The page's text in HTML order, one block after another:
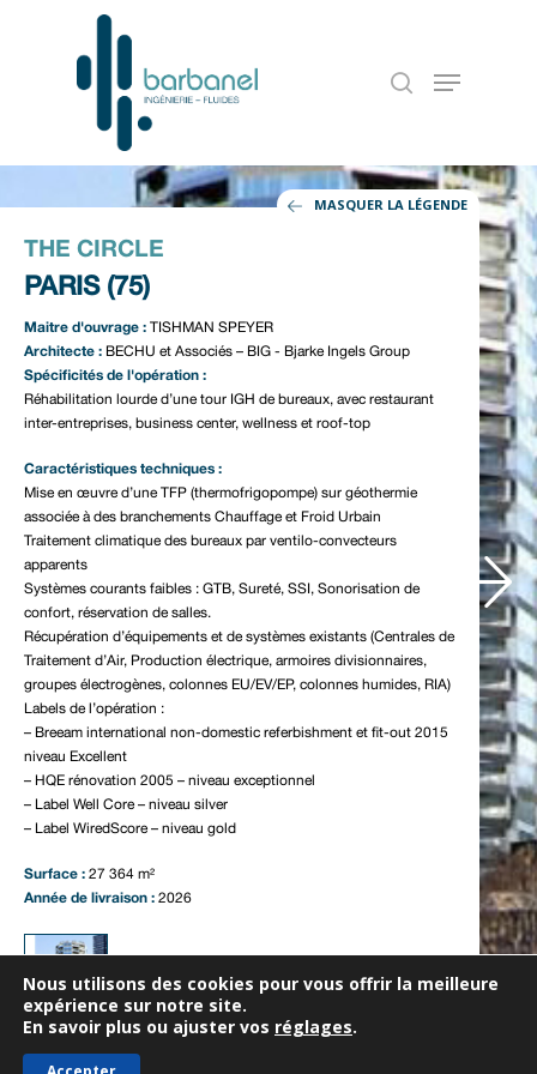
MASQUER LA LÉGENDE
THE CIRCLE
PARIS (75)
Maitre d'ouvrage : TISHMAN SPEYER
Architecte : BECHU et Associés – BIG - Bjarke Ingels Group
Spécificités de l'opération :
Réhabilitation lourde d’une tour IGH de bureaux, avec restaurant
inter-entreprises, business center, wellness et roof-top
Caractéristiques techniques :
Mise en œuvre d’une TFP (thermofrigopompe) sur géothermie
associée à des branchements Chauffage et Froid Urbain
Traitement climatique des bureaux par ventilo-convecteurs
apparents
Systèmes courants faibles : GTB, Sureté, SSI, Sonorisation de
confort, réservation de salles.
Récupération d’équipements et de systèmes existants (Centrales de
Traitement d’Air, Production électrique, armoires divisionnaires,
groupes électrogènes, colonnes EU/EV/EP, colonnes humides, RIA)
Labels de l’opération :
– Breeam international non-domestic referbishment et fit-out 2015
niveau Excellent
– HQE rénovation 2005 – niveau exceptionnel
– Label Well Core – niveau silver
– Label WiredScore – niveau gold
Surface : 27 364 m²
Année de livraison : 2026
Accueil
Notre entreprise
Nos références
Notre actualité
Nous contacter
Nous utilisons des cookies pour vous offrir la meilleure
expérience sur notre site.
En savoir plus ou ajuster vos réglages.